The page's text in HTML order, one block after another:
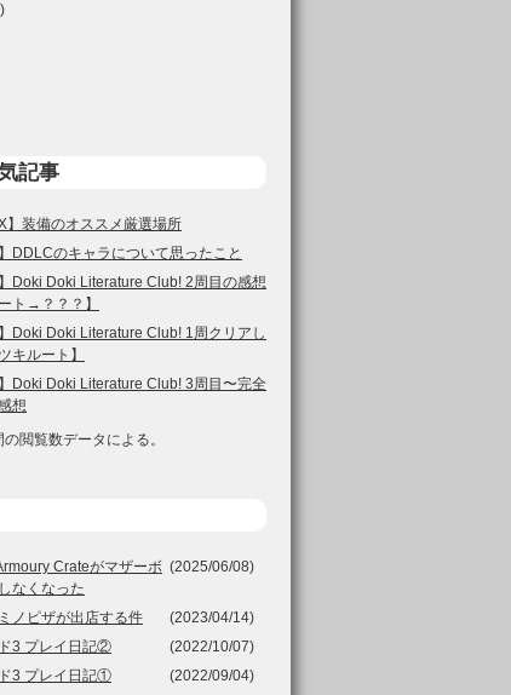
記事
】装備のオススメ厳選場所
DDLCのキャラについて思ったこと
】Doki Doki Literature Club! 2周目の感想
ト→？？？】
】Doki Doki Literature Club! 1周クリアし
キルート】
】Doki Doki Literature Club! 3周目〜完全
想
閲覧数データによる。
(2025/06/08)
Crateがマザーボ
なくなった
(2023/04/14)
ノピザが出店する件
(2022/10/07)
3 プレイ日記②
(2022/09/04)
3 プレイ日記①